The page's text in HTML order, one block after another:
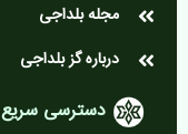
مجله بلداجی
درباره گز بلداجی
دسترسی سریع